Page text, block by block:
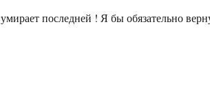
последней ! Я бы обязательно